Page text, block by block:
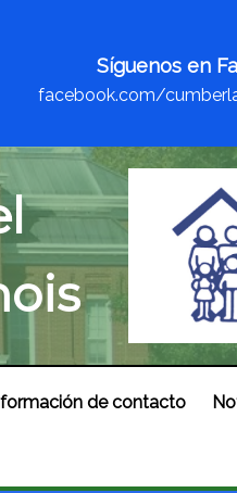
Síguenos en
facebook.com/
de contacto